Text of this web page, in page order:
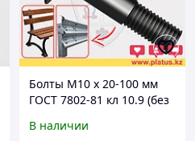
Болты М10 х 20-100 мм
ГОСТ 7802-81 кл 10.9 (без
ДОРОЖНЫЙ
В наличии